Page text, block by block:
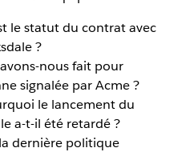
le statut du contrat avec
?
nous fait pour
signalée par Acme ?
le lancement du
a-t-il été retardé ?
dernière politique